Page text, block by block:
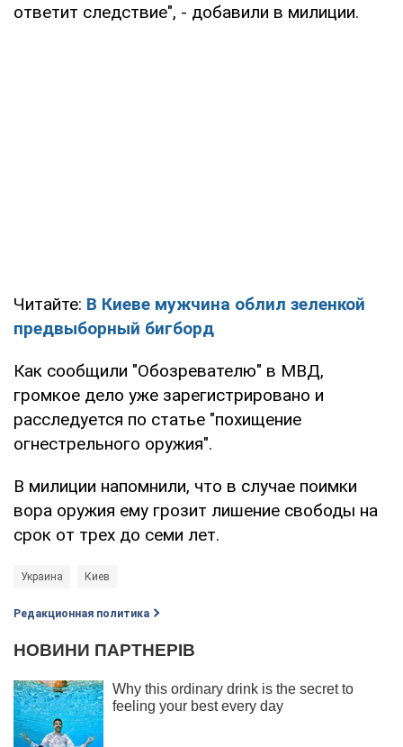
ответит следствие", - добавили в милиции.
Читайте: В Киеве мужчина облил зеленкой
предвыборный бигборд
Как сообщили "Обозревателю" в МВД,
громкое дело уже зарегистрировано и
расследуется по статье "похищение
огнестрельного оружия".
В милиции напомнили, что в случае поимки
вора оружия ему грозит лишение свободы на
срок от трех до семи лет.
Украина Киев
Редакционная политика